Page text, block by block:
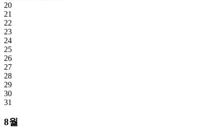
20
21
22
23
24
25
26
27
28
29
30
31
8월